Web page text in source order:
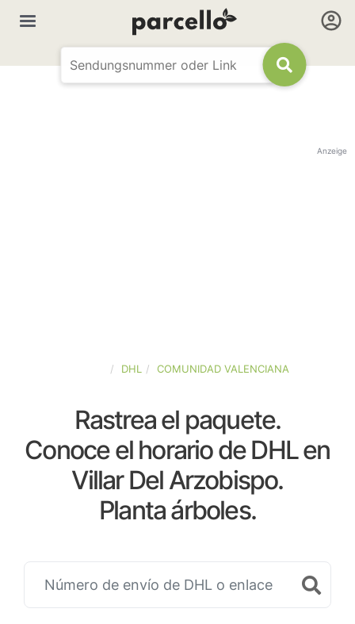
Anzeige
DHL COMUNIDAD VALENCIANA
Rastrea el paquete.
Conoce el horario de DHL en
Villar Del Arzobispo.
Planta árboles.